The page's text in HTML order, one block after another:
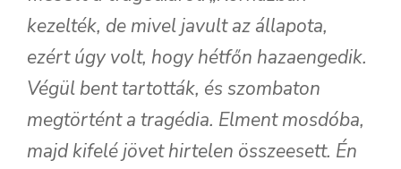
kezelték, de mivel javult az állapota,
ezért úgy volt, hogy hétfőn hazaengedik.
Végül bent tartották, és szombaton
megtörtént a tragédia. Elment mosdóba,
majd kifelé jövet hirtelen összeesett. Én